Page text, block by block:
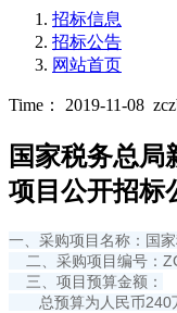
招标信息
招标公告
网站首页
Time： 2019-11-08
国家税务总局
项目公开招标
一、采购项目名称：国
二、采购项目编号：
三、项目预算金额：
总预算为人民币240